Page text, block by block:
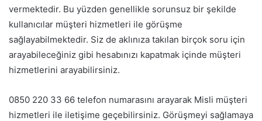
vermektedir. Bu yüzden genellikle sorunsuz bir şekilde
kullanıcılar müşteri hizmetleri ile görüşme
sağlayabilmektedir. Siz de aklınıza takılan birçok soru için
arayabileceğiniz gibi hesabınızı kapatmak içinde müşteri
hizmetlerini arayabilirsiniz.
0850 220 33 66 telefon numarasını arayarak Misli müşteri
hizmetleri ile iletişime geçebilirsiniz. Görüşmeyi sağlamaya